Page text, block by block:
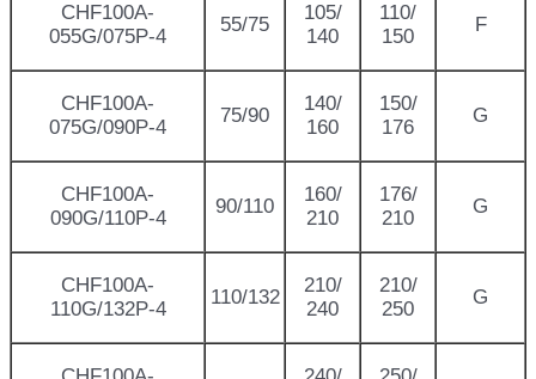
CHF100A-
055G/075P-4
55/75
105/
140
110/
150
F
CHF100A-
075G/090P-4
75/90
140/
160
150/
176
G
CHF100A-
090G/110P-4
90/110
160/
210
176/
210
G
CHF100A-
110G/132P-4
110/132
210/
240
210/
250
G